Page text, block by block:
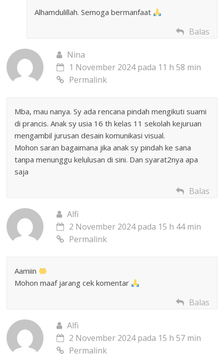
Alhamdulillah. Semoga bermanfaat
Balas
Nina
1 November 2024 pada 11 h 58 min
Permalink
Mba, mau nanya. Sy ada rencana pindah mengikuti suami
di prancis. Anak sy usia 16 th kelas 11 sekolah kejuruan
mengambil jurusan desain komunikasi visual.
Mohon saran bagaimana jika anak sy pindah ke sana
tanpa menunggu kelulusan di sini. Dan syarat2nya apa
saja
Balas
Alfi
2 November 2024 pada 15 h 44 min
Permalink
Aamiin
Mohon maaf jarang cek komentar
Balas
Alfi
2 November 2024 pada 15 h 57 min
Permalink